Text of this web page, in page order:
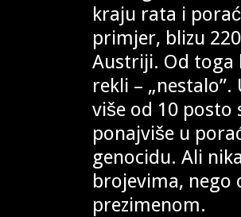
kraju rata i
primjer, blizu
Austriji. Od toga
rekli –
više od 10
ponajviše u
genocidu. Ali
brojevima, nego
prezimenom.